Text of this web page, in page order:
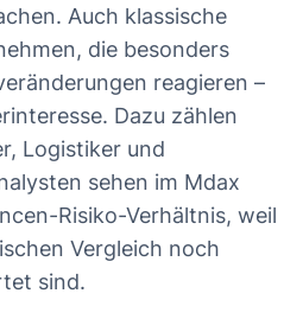
Auch klassische
die besonders
reagieren –
Dazu zählen
Logistiker und
sehen im Mdax
Risiko-Verhältnis, weil
Vergleich noch
sind.